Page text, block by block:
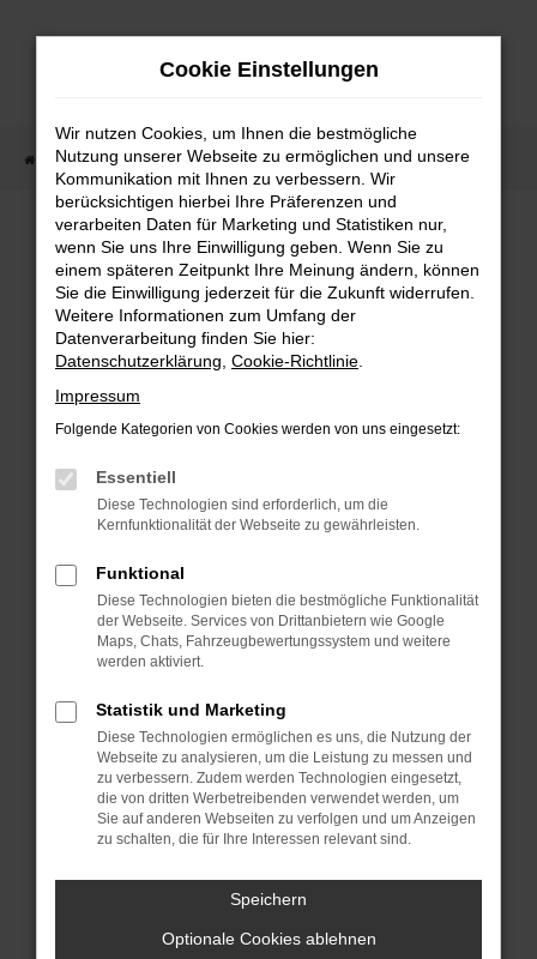
Zum
Startseite Fahrzeugangebote Fahrzeugmarkt
Fahrzeugmarkt
Fehler: Network Error
Beim Laden ist ein Fehler aufgetreten.
Hier sind ein paar Tipps, die dir helfen können:
Überprüfe deine Firewall und deine
Internetverbindung.
deine Suchmaschine?
Prüfe deine Browsererweiterungen.
Manche Erweiterungen, wie Werbeblocker,
können das Laden bestimmter Seiten
anderen Browser oder in einem privaten
Fenster?
Starte dein Gerät neu.
Das kann manchmal helfen,
vorübergehende Probleme zu beheben.
Stelle sicher, dass dein Browser und dein
Betriebssystem auf dem neuesten Stand
Cookie Einstellungen
Wir nutzen Cookies, um Ihnen die bestmögliche
Nutzung unserer Webseite zu ermöglichen und unsere
Kommunikation mit Ihnen zu verbessern. Wir
berücksichtigen hierbei Ihre Präferenzen und
verarbeiten Daten für Marketing und Statistiken nur,
wenn Sie uns Ihre Einwilligung geben. Wenn Sie zu
einem späteren Zeitpunkt Ihre Meinung ändern, können
Sie die Einwilligung jederzeit für die Zukunft widerrufen.
Weitere Informationen zum Umfang der
Datenverarbeitung finden Sie hier:
Datenschutzerklärung Cookie-Richtlinie
Impressum
Folgende Kategorien von Cookies werden von uns eingesetzt:
Essentiell
Diese Technologien sind erforderlich, um die
Kernfunktionalität der Webseite zu gewährleisten.
Funktional
Diese Technologien bieten die bestmögliche Funktionalität
der Webseite. Services von Drittanbietern wie Google
Maps, Chats, Fahrzeugbewertungssystem und weitere
werden aktiviert.
Statistik und Marketing
Diese Technologien ermöglichen es uns, die Nutzung der
Webseite zu analysieren, um die Leistung zu messen und
zu verbessern. Zudem werden Technologien eingesetzt,
die von dritten Werbetreibenden verwendet werden, um
Sie auf anderen Webseiten zu verfolgen und um Anzeigen
zu schalten, die für Ihre Interessen relevant sind.
Speichern
Optionale Cookies ablehnen